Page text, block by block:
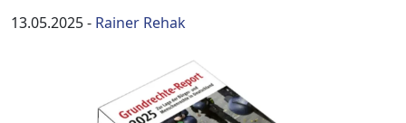
13.05.2025- Rainer Rehak